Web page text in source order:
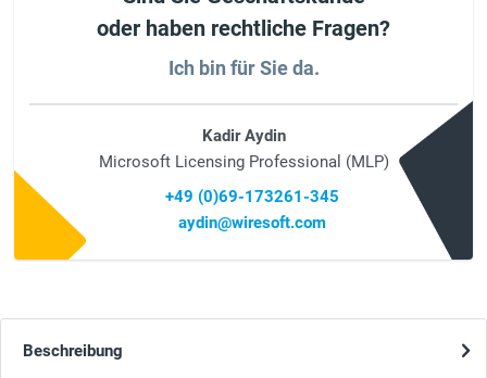
oder haben rechtliche Fragen?
Ich bin für Sie da.
Kadir Aydin
Microsoft Licensing Professional (MLP)
+49 (0)69-173261-345
aydin@wiresoft.com
Beschreibung